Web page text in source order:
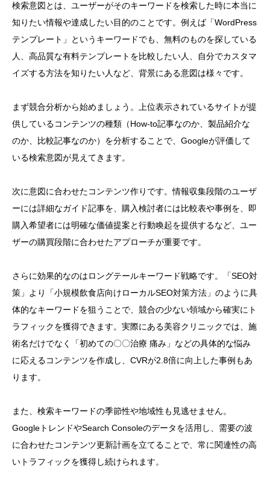
検索意図とは、ユーザーがそのキーワードを検索した時に本当に
知りたい情報や達成したい目的のことです。例えば「WordPress
テンプレート」というキーワードでも、無料のものを探している
人、高品質な有料テンプレートを比較したい人、自分でカスタマ
イズする方法を知りたい人など、背景にある意図は様々です。
まず競合分析から始めましょう。上位表示されているサイトが提
供しているコンテンツの種類（How-to記事なのか、製品紹介な
のか、比較記事なのか）を分析することで、Googleが評価して
いる検索意図が見えてきます。
次に意図に合わせたコンテンツ作りです。情報収集段階のユーザ
ーには詳細なガイド記事を、購入検討者には比較表や事例を、即
購入希望者には明確な価値提案と行動喚起を提供するなど、ユー
ザーの購買段階に合わせたアプローチが重要です。
さらに効果的なのはロングテールキーワード戦略です。「SEO対
策」より「小規模飲食店向けローカルSEO対策方法」のように具
体的なキーワードを狙うことで、競合の少ない領域から確実にト
ラフィックを獲得できます。実際にある美容クリニックでは、施
術名だけでなく「初めての〇〇治療 痛み」などの具体的な悩み
に応えるコンテンツを作成し、CVRが2.8倍に向上した事例もあ
ります。
また、検索キーワードの季節性や地域性も見逃せません。
GoogleトレンドやSearch Consoleのデータを活用し、需要の波
に合わせたコンテンツ更新計画を立てることで、常に関連性の高
いトラフィックを獲得し続けられます。